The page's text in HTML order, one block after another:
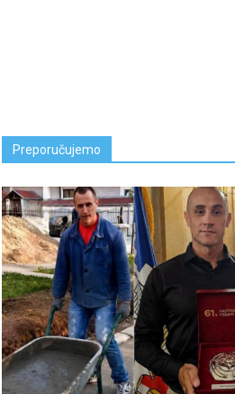
Preporučujemo